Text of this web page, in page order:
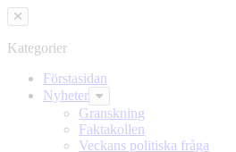
Hoppa
till
innehållet
Hoppa
till
headern
Kategorier
Förstasidan
Nyheter
Granskning
Faktakollen
Veckans politiska fråga